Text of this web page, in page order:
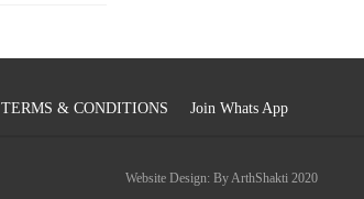
TERMS & CONDITIONS Join Whats App
Website Design: By ArthShakti 2020